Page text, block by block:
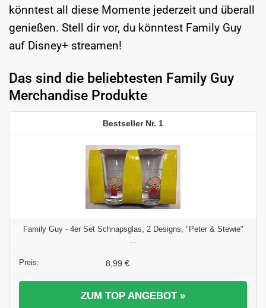
könntest all diese Momente jederzeit und überall
genießen. Stell dir vor, du könntest Family Guy
auf Disney+ streamen!
Das sind die beliebtesten Family Guy
Merchandise Produkte
1
Family Guy - 4er Set Schnapsglas, 2 Designs, "Peter & Stewie"
8,99 €
ZUM TOP ANGEBOT »